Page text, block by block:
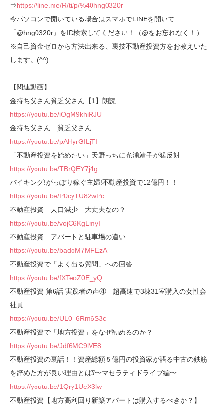
⇒https://line.me/R/ti/p/%40hng0320r
今パソコンで開いている場合はスマホでLINEを開いて
「@hng0320r」をID検索してください！（@をお忘れなく！）
※自己資金ゼロから方法出来る、裏技不動産投資方をお教えいた
します。(^^)
【関連動画】
金持ち父さん貧乏父さん【1】朗読
https://youtu.be/iOgM9khiRJU
金持ち父さん 貧乏父さん
https://youtu.be/pAHyrGILjTI
「不動産投資を始めたい」天野っちに光浦靖子が猛反対
https://youtu.be/TBrQEY7j4g
バイキング!がっぽり稼ぐ主婦!不動産投資で12億円！！
https://youtu.be/P0cyTU82wPc
不動産投資 人口減少 大丈夫なの？
https://youtu.be/vojC6KgLmyI
不動産投資 アパートと駐車場の違い
https://youtu.be/badoM7MFEzA
不動産投資で「よく出る質問」への回答
https://youtu.be/fXTeoZ0E_yQ
不動産投資 第6話 実践者の声④ 超高速で3棟31室購入の女性会
社員
https://youtu.be/UL0_6Rm6S3c
不動産投資で「地方投資」をなぜ勧めるのか？
https://youtu.be/Jdf6MC9lVE8
不動産投資の裏話！！資産総額５億円の投資家が語る中古の鉄筋
を辞めた方が良い理由とは⁇〜マセラティドライブ編〜
https://youtu.be/1Qry1UeX3lw
不動産投資【地方高利回り新築アパートは購入するべきか？】